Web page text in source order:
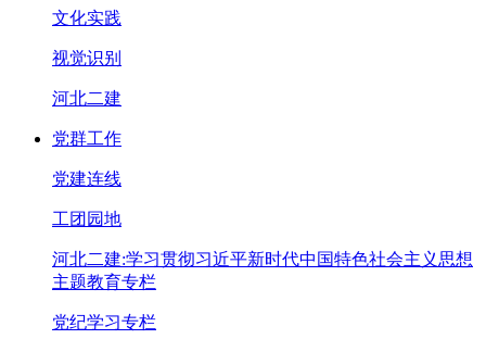
文化实践
视觉识别
河北二建
党群工作
党建连线
工团园地
河北二建:学习贯彻习近平新时代中国特色社会主义思想
主题教育专栏
党纪学习专栏